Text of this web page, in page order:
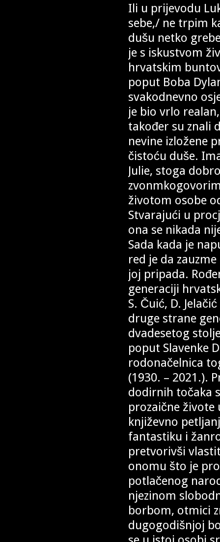
Ili u prijevodu
sebe,/ ne trpim
dušu netko
je s iskustvom
hrvatskim
poput Boba
svakodnevno
je bio vrlo
također su znali
nevine izložene
čistoću duše.
Julie, stoga
životom osobe
Stvarajući u
ona se nikada
Sada kada je
red je da
joj pripada.
generaciji
S. Čuić, D.
druge strane
dvadesetog
poput Slavenke
rodonačelnica
(1930. – 2021.).
dodirnih točaka
prozaične
književno
fantastiku i
pretvorivši
onomu što je
potlačenog
njezinom
borbom, otmici
dugogodišnjoj